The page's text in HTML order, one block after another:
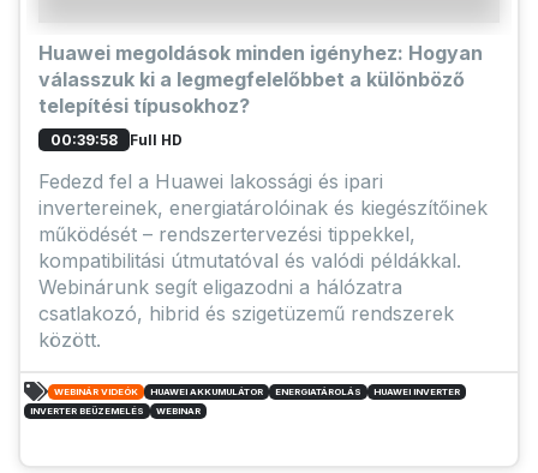
Huawei megoldások minden igényhez: Hogyan
válasszuk ki a legmegfelelőbbet a különböző
telepítési típusokhoz?
00:39:58 Full HD
Fedezd fel a Huawei lakossági és ipari
invertereinek, energiatárolóinak és kiegészítőinek
működését – rendszertervezési tippekkel,
kompatibilitási útmutatóval és valódi példákkal.
Webinárunk segít eligazodni a hálózatra
csatlakozó, hibrid és szigetüzemű rendszerek
között.
WEBINÁR VIDEÓK HUAWEI AKKUMULÁTOR ENERGIATÁROLÁS
HUAWEI INVERTER
INVERTER BEÜZEMELÉS
WEBINAR